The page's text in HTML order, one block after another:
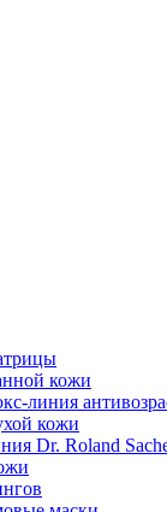
кожи
линия
кожи
Dr. Roland